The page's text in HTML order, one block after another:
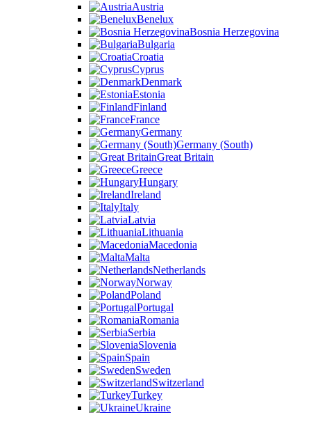
Austria
Benelux
Bosnia Herzegovina
Bulgaria
Croatia
Cyprus
Denmark
Estonia
Finland
France
Germany
Germany (South)
Great Britain
Greece
Hungary
Ireland
Italy
Latvia
Lithuania
Macedonia
Malta
Netherlands
Norway
Poland
Portugal
Romania
Serbia
Slovenia
Spain
Sweden
Switzerland
Turkey
Ukraine